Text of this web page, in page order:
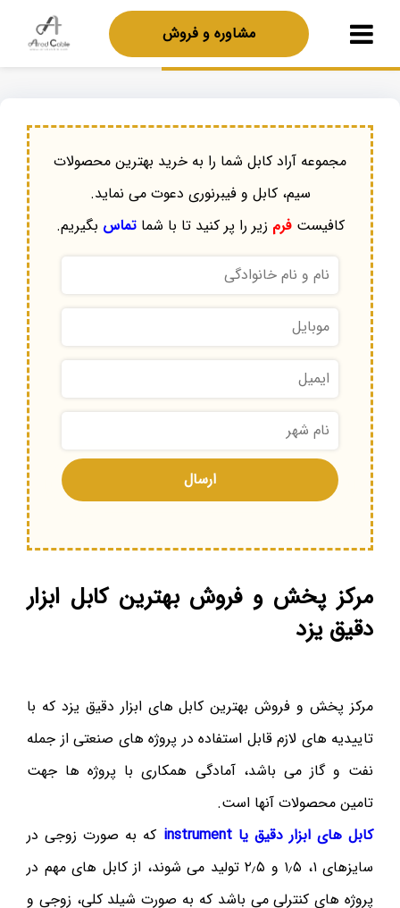
مشاوره و فروش
مجموعه آراد کابل شما را به خرید بهترین محصولات
سیم، کابل و فیبرنوری دعوت می نماید.
کافیستفرم زیر را پر کنید تا با شماتماس بگیریم.
مرکز پخش و فروش بهترین کابل ابزار
دقیق یزد
مرکز پخش و فروش بهترین کابل های ابزار دقیق یزد که با
تاییدیه های لازم قابل استفاده در پروژه های صنعتی از جمله
نفت و گاز می باشد، آمادگی همکاری با پروژه ها جهت
تامین محصولات آنها است.
کابل های ابزار دقیق یا instrument
که به صورت زوجی در
سایزهای ۱، ۱٫۵ و ۲٫۵ تولید می شوند، از کابل های مهم در
پروژه های کنترلی می باشد که به صورت شیلد کلی، زوجی و